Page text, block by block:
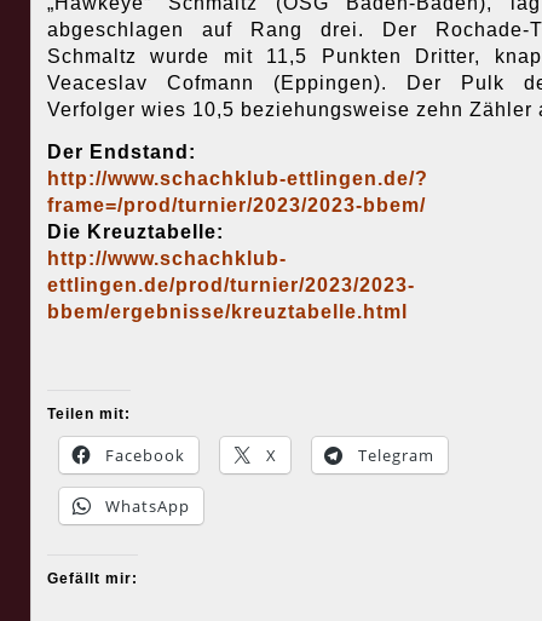
abgeschlagen auf Rang drei. Der Rochade-
Schmaltz wurde mit 11,5 Punkten Dritter,
Veaceslav Cofmann (Eppingen). Der Pulk
Verfolger wies 10,5 beziehungsweise zehn Zähler
Der Endstand:
http://www.schachklub-ettlingen.de/?
frame=/prod/turnier/2023/2023-bbem/
Die Kreuztabelle:
http://www.schachklub-
ettlingen.de/prod/turnier/2023/2023-
bbem/ergebnisse/kreuztabelle.html
Teilen mit:
Facebook X Telegram
WhatsApp
Gefällt mir: